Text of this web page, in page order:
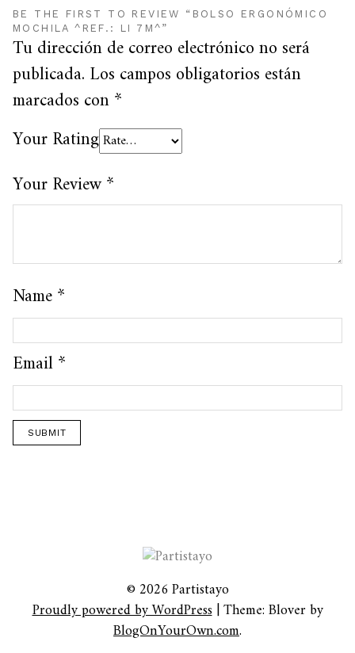
BE THE FIRST TO REVIEW “BOLSO ERGONÓMICO
MOCHILA ^REF.: LI 7M^”
Tu dirección de correo electrónico no será
publicada. Los campos obligatorios están
marcados con*
Your Rating
Your Review*
Name*
Email*
© 2026 Partistayo
Proudly powered by WordPress|Theme: Blover by
BlogOnYourOwn.com.